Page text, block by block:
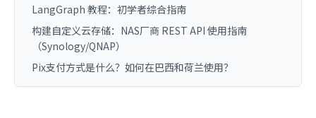
LangGraph 教程：初学者综合指南
构建自定义云存储：NAS厂商 REST API 使用指南
（Synology/QNAP）
Pix支付方式是什么？如何在巴西和荷兰使用？